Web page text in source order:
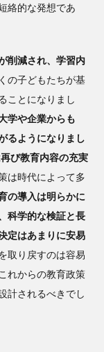
絡的な発想であ
削減され、学習内
の子どもたちが基
ことになりまし
学や企業からも
るようになりまし
び教育内容の充実
は時代によって多
の導入は明らかに
科学的な検証と長
定はあまりに安易
取り戻すのは容易
れからの教育政策
計されるべきでし